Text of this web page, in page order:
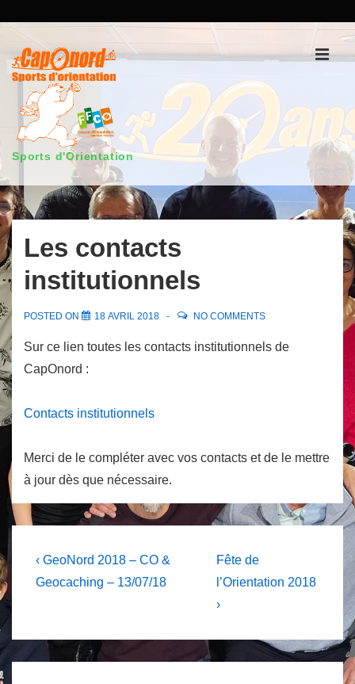
contenu
principal
Sports d'Orientation
Main
Navigation
Les contacts
institutionnels
POSTED ON 18 AVRIL 2018 NO COMMENTS
Sur ce lien toutes les contacts institutionnels de
CapOnord :
Contacts institutionnels
Merci de le compléter avec vos contacts et de le mettre
à jour dès que nécessaire.
Navigation
de
Previous
Post
‹ GeoNord 2018 – CO &
Geocaching – 13/07/18
Next
Post
is
Fête de
l’Orientation 2018
›